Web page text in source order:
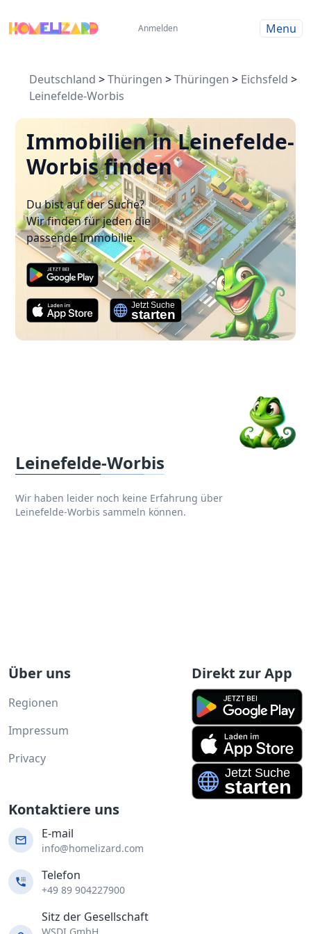
Anmelden Menu
Deutschland >Thüringen >Thüringen > Eichsfeld >
Leinefelde-Worbis
Immobilien in Leinefelde-
Worbis finden
Du bist auf der Suche?
Wir finden für jeden die
passende Immobilie.
Leinefelde-Worbis
Wir haben leider noch keine Erfahrung über
Leinefelde-Worbis sammeln können.
Über uns
Regionen
Impressum
Privacy
Direkt zur App
Kontaktiere uns
E-mail
info@homelizard.com
Telefon
+49 89 904227900
Sitz der Gesellschaft